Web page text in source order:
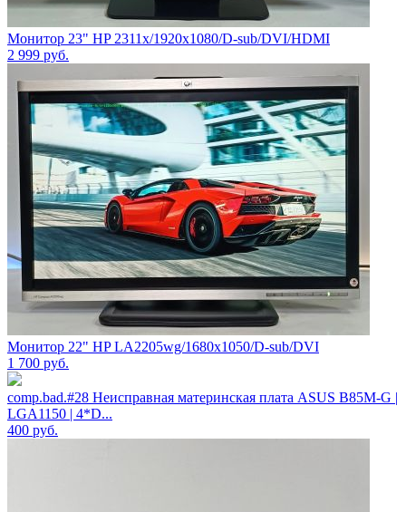
Монитор 23" HP 2311x/1920x1080/D-sub/DVI/HDMI
2 999 руб.
Монитор 22" HP LA2205wg/1680x1050/D-sub/DVI
1 700 руб.
comp.bad.#28 Неисправная материнская плата ASUS B85M-G |
LGA1150 | 4*D...
400 руб.